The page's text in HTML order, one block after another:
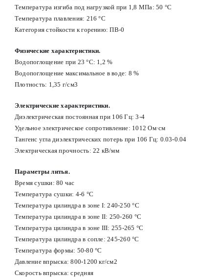
Температура изгиба под нагрузкой при 1,8 МПа: 50 °С
Температура плавления: 216 °С
Категория стойкости к горению: ПВ-0
Физические характеристики.
Водопоглощение при 23 °С: 1,2 %
Водопоглощение максимальное в воде: 8 %
Плотность: 1,35 г/см3
Электрические характеристики.
Диэлектрическая постоянная при 106 Гц: 3-4
Удельное электрическое сопротивление: 1012 Ом·см
Тангенс угла диэлектрических потерь при 106 Гц: 0.03-0.04
Электрическая прочность: 22 кВ/мм
Параметры литья.
Время сушки: 80 час
Температура сушки: 4-6 °С
Температура цилиндра в зоне I: 240-250 °С
Температура цилиндра в зоне II: 250-260 °С
Температура цилиндра в зоне III: 255-265 °С
Температура цилиндра в сопле: 245-260 °С
Температура формы: 50-80 °С
Давление впрыска: 800-1200 кг/см2
Скорость впрыска: средняя